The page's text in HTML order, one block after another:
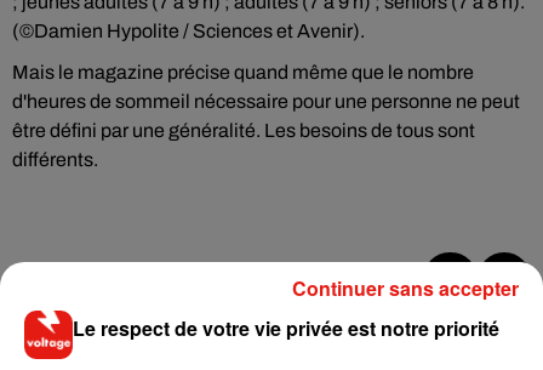
(©Damien Hypolite / Sciences et Avenir).
Mais le magazine précise quand même que le nombre
d'heures de sommeil nécessaire pour une personne ne peut
être défini par une généralité. Les besoins de tous sont
différents.
MusiqueLe respect de votre vie privée est notre priorité
Continuer sans accepter